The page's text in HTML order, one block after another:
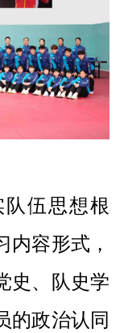
伍思想根
内容形式，
史、队史学
的政治认同